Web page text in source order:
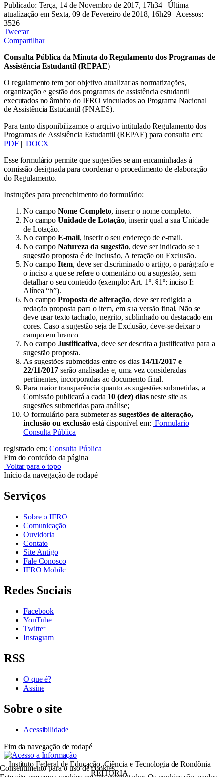
Publicado: Terça, 14 de Novembro de 2017, 17h34 | Última
atualização em Sexta, 09 de Fevereiro de 2018, 16h29 | Acessos:
3526
Tweetar
Compartilhar
Consulta Pública da Minuta do Regulamento dos Programas de
Assistência Estudantil (REPAE)
O regulamento tem por objetivo atualizar as normatizações,
organização e gestão dos programas de assistência estudantil
executados no âmbito do IFRO vinculados ao Programa Nacional
de Assistência Estudantil (PNAES).
Para tanto disponibilizamos o arquivo intitulado Regulamento dos
Programas de Assistência Estudantil (REPAE) para consulta em:
PDF | DOCX
Esse formulário permite que sugestões sejam encaminhadas à
comissão designada para coordenar o procedimento de elaboração
do Regulamento.
Instruções para preenchimento do formulário:
No campo Nome Completo, inserir o nome completo.
No campo Unidade de Lotação, inserir qual a sua Unidade
de Lotação.
No campo E-mail, inserir o seu endereço de e-mail.
No campo Natureza da sugestão, deve ser indicado se a
sugestão proposta é de Inclusão, Alteração ou Exclusão.
No campo Item, deve ser discriminado o artigo, o parágrafo e
o inciso a que se refere o comentário ou a sugestão, sem
detalhar o seu conteúdo (exemplo: Art. 1º, §1º; inciso I;
Alínea “b”).
No campo Proposta de alteração, deve ser redigida a
redação proposta para o item, em sua versão final. Não se
deve usar texto tachado, negrito, sublinhado ou destacado em
cores. Caso a sugestão seja de Exclusão, deve-se deixar o
campo em branco.
No campo Justificativa, deve ser descrita a justificativa para a
sugestão proposta.
As sugestões submetidas entre os dias 14/11/2017 e
22/11/2017 serão analisadas e, uma vez consideradas
pertinentes, incorporadas ao documento final.
Para maior transparência quanto as sugestões submetidas, a
Comissão publicará a cada 10 (dez) dias neste site as
sugestões submetidas para análise;
O formulário para submeter as sugestões de alteração,
inclusão ou exclusão está disponível em: Formulario
Consulta Pública
registrado em: Consulta Pública
Fim do conteúdo da página
Voltar para o topo
Início da navegação de rodapé
Serviços
Sobre o IFRO
Comunicação
Ouvidoria
Contato
Site Antigo
Fale Conosco
IFRO Mobile
Redes Sociais
Facebook
YouTube
Twitter
Instagram
RSS
O que é?
Assine
Sobre o site
Acessibilidade
Fim da navegação de rodapé
Instituto Federal de Educação, Ciência e Tecnologia de Rondônia
REITORIA
Consentimento para o uso de cookies